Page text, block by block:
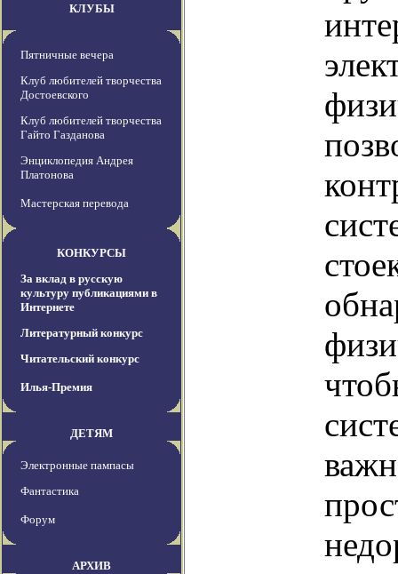
КЛУБЫ
Пятничные вечера
Клуб любителей творчества
Достоевского
Клуб любителей творчества
Гайто Газданова
Энциклопедия Андрея
Платонова
Мастерская перевода
КОНКУРСЫ
За вклад в русскую
культуру публикациями в
Интернете
Литературный конкурс
Читательский конкурс
Илья-Премия
ДЕТЯМ
Электронные пампасы
Фантастика
Форум
АРХИВ